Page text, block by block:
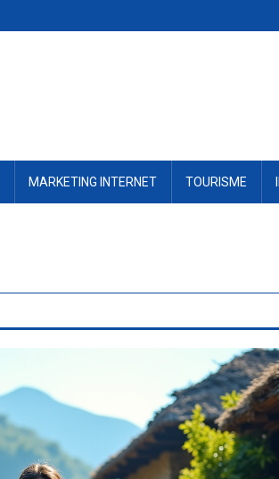
MARKETING INTERNET TOURISME